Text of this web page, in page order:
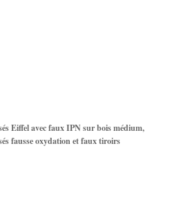
Eiffel avec faux IPN sur bois médium,
fausse oxydation et faux tiroirs